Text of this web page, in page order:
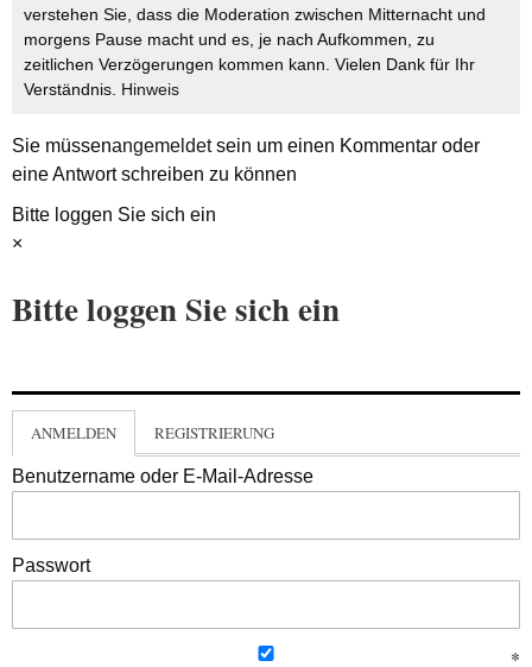
verstehen Sie, dass die Moderation zwischen Mitternacht und
morgens Pause macht und es, je nach Aufkommen, zu
zeitlichen Verzögerungen kommen kann. Vielen Dank für Ihr
Verständnis. Hinweis
Sie müssenangemeldetsein um einen Kommentar oder
eine Antwort schreiben zu können
Bitte loggen Sie sich ein
×
Bitte loggen Sie sich ein
ANMELDEN REGISTRIERUNG
Benutzername oder E-Mail-Adresse
Passwort